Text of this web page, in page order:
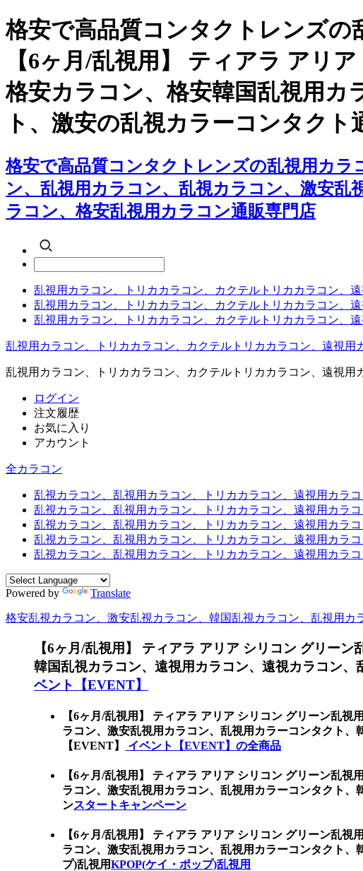
格安で高品質コンタクトレンズ
【6ヶ月/乱視用】 ティアラ アリ
格安カラコン、格安韓国乱視用カ
ト、激安の乱視カラーコンタクト
格安で高品質コンタクトレンズの乱視用カ
ン、乱視用カラコン、乱視カラコン、激安
ラコン、格安乱視用カラコン通販専門店
乱視用カラコン、トリカカラコン、カクテルトリカカラコン、
乱視用カラコン、トリカカラコン、カクテルトリカカラコン、
乱視用カラコン、トリカカラコン、カクテルトリカカラコン、
乱視用カラコン、トリカカラコン、カクテルトリカカラコン、遠視
乱視用カラコン、トリカカラコン、カクテルトリカカラコン、遠視
ログイン
注文履歴
お気に入り
アカウント
全カラコン
乱視カラコン、乱視用カラコン、トリカカラコン、遠視用カラ
乱視カラコン、乱視用カラコン、トリカカラコン、遠視用カラ
乱視カラコン、乱視用カラコン、トリカカラコン、遠視用カラ
乱視カラコン、乱視用カラコン、トリカカラコン、遠視用カラ
乱視カラコン、乱視用カラコン、トリカカラコン、遠視用カラ
Powered by Translate
格安乱視カラコン、激安乱視カラコン、韓国乱視カラコン、乱視用
【6ヶ月/乱視用】 ティアラ アリア シリコン グリーン
韓国乱視カラコン、遠視用カラコン、遠視カラコン
ベント【EVENT】
【6ヶ月/乱視用】 ティアラ アリア シリコン グリーン乱視
ラコン、激安乱視用カラコン、乱視用カラーコンタクト
【EVENT】
イベント【EVENT】の全商品
【6ヶ月/乱視用】 ティアラ アリア シリコン グリーン乱視
ラコン、激安乱視用カラコン、乱視用カラーコンタクト
ンスタートキャンペーン
【6ヶ月/乱視用】 ティアラ アリア シリコン グリーン乱視
ラコン、激安乱視用カラコン、乱視用カラーコンタクト
プ)乱視用KPOP(ケイ・ポップ)乱視用